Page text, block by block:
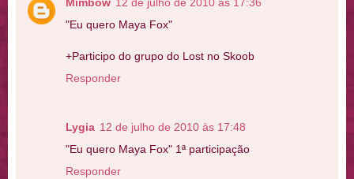
"Eu quero Maya Fox"
+Participo do grupo do Lost no Skoob
Responder
Lygia 12 de julho de 2010 às 17:48
"Eu quero Maya Fox" 1ª participação
Responder